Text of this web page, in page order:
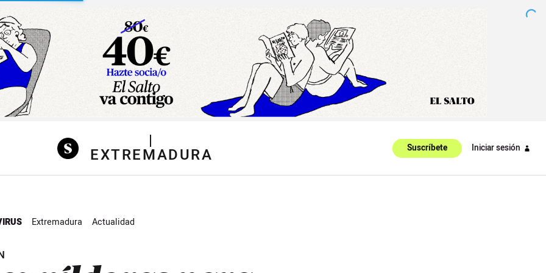
|
EXTREMADURA Suscríbete Iniciar sesión
Extremadura Actualidad